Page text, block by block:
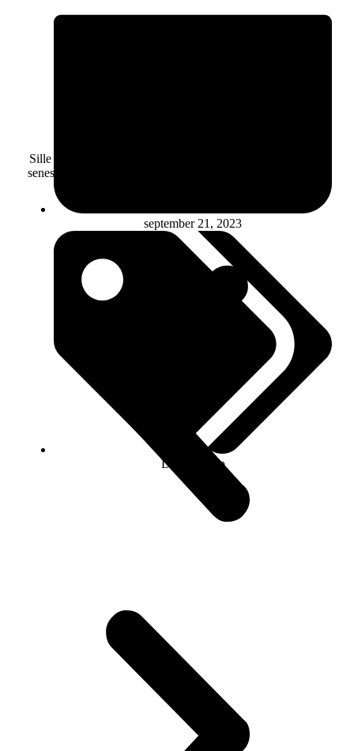
september 21, 2023
Dagbogsklip
Sille er en lille spidshund, som ikke havde været sig selv de
seneste dage. Hun spiste ikke, som hun plejede. Til gengæld